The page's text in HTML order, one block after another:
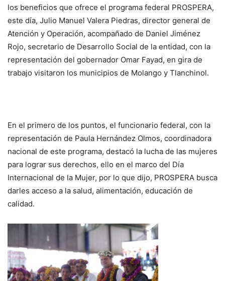
los beneficios que ofrece el programa federal PROSPERA,
este día, Julio Manuel Valera Piedras, director general de
Atención y Operación, acompañado de Daniel Jiménez
Rojo, secretario de Desarrollo Social de la entidad, con la
representación del gobernador Omar Fayad, en gira de
trabajo visitaron los municipios de Molango y Tlanchinol.
En el primero de los puntos, el funcionario federal, con la
representación de Paula Hernández Olmos, coordinadora
nacional de este programa, destacó la lucha de las mujeres
para lograr sus derechos, ello en el marco del Día
Internacional de la Mujer, por lo que dijo, PROSPERA busca
darles acceso a la salud, alimentación, educación de
calidad.